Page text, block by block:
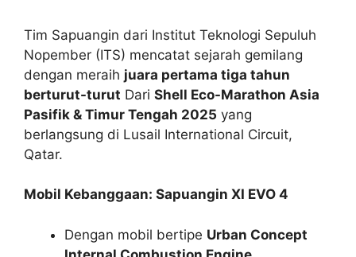
Tim Sapuangin dari Institut Teknologi Sepuluh
Nopember (ITS) mencatat sejarah gemilang
dengan meraih juara pertama tiga tahun
berturut-turut Dari Shell Eco-Marathon Asia
Pasifik & Timur Tengah 2025 yang
berlangsung di Lusail International Circuit,
Qatar.
Mobil Kebanggaan: Sapuangin XI EVO 4
Dengan mobil bertipe Urban Concept